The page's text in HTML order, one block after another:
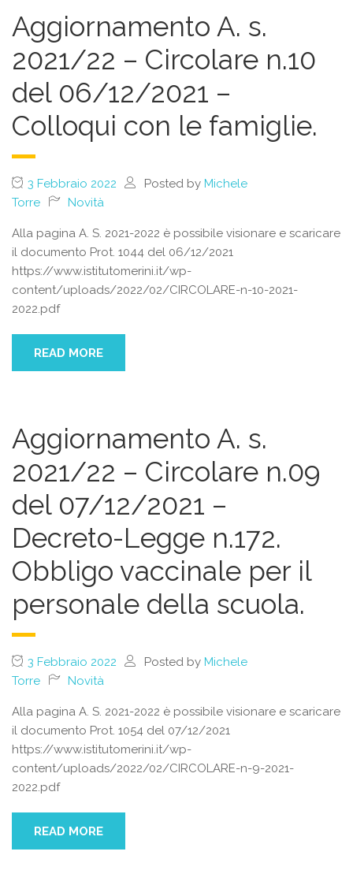
Aggiornamento A. s.
2021/22 – Circolare n.10
del 06/12/2021 –
Colloqui con le famiglie.
3 Febbraio 2022 Posted by Michele
Torre
Novità
Alla pagina A. S. 2021-2022 è possibile visionare e scaricare
il documento Prot. 1044 del 06/12/2021
https://www.istitutomerini.it/wp-
content/uploads/2022/02/CIRCOLARE-n-10-2021-
2022.pdf
READ MORE
Aggiornamento A. s.
2021/22 – Circolare n.09
del 07/12/2021 –
Decreto-Legge n.172.
Obbligo vaccinale per il
personale della scuola.
3 Febbraio 2022 Posted by Michele
Torre
Novità
Alla pagina A. S. 2021-2022 è possibile visionare e scaricare
il documento Prot. 1054 del 07/12/2021
https://www.istitutomerini.it/wp-
content/uploads/2022/02/CIRCOLARE-n-9-2021-
2022.pdf
READ MORE